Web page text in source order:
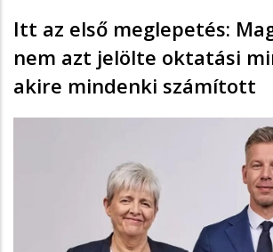
szén‑dioxid‑kvóta‑adót
Itt az első meglepetés:
nem azt jelölte oktatási
akire mindenki számított